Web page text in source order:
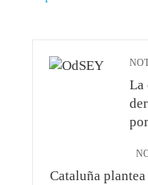
La
Cataluña